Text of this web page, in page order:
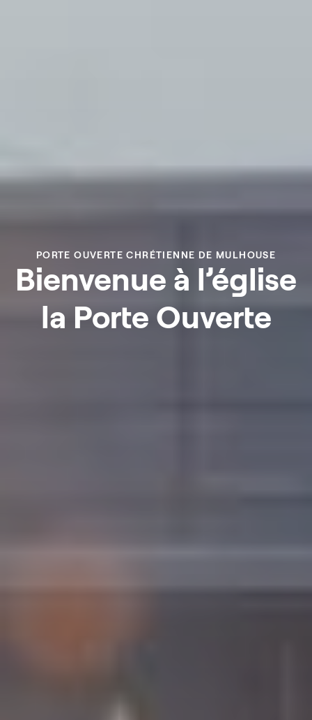
PORTE OUVERTE CHRÉTIENNE DE MULHOUSE
Bienvenue à l’église
la Porte Ouverte